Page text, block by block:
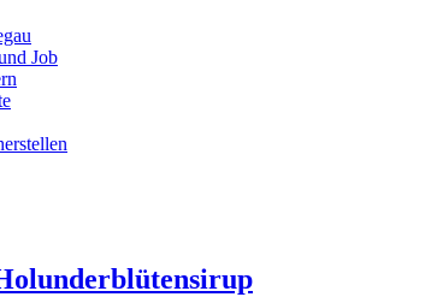
Job